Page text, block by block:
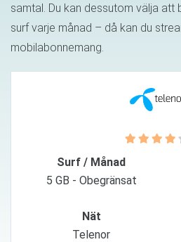
samtal. Du kan dessutom välja
surf varje månad – då kan du
mobilabonnemang.
Surf / Månad
5 GB - Obegränsat
Nät
Telenor